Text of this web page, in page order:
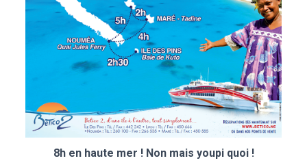
8h en haute mer ! Non mais youpi quoi !